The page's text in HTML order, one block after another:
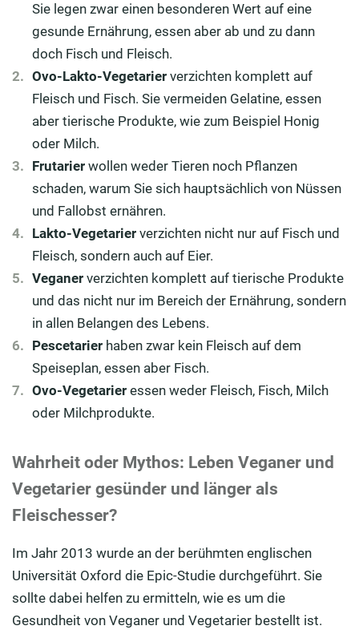
Sie legen zwar einen besonderen Wert auf eine
gesunde Ernährung, essen aber ab und zu dann
doch Fisch und Fleisch.
Ovo-Lakto-Vegetarier verzichten komplett auf
Fleisch und Fisch. Sie vermeiden Gelatine, essen
aber tierische Produkte, wie zum Beispiel Honig
oder Milch.
Frutarier wollen weder Tieren noch Pflanzen
schaden, warum Sie sich hauptsächlich von Nüssen
und Fallobst ernähren.
Lakto-Vegetarier verzichten nicht nur auf Fisch und
Fleisch, sondern auch auf Eier.
Veganer verzichten komplett auf tierische Produkte
und das nicht nur im Bereich der Ernährung, sondern
in allen Belangen des Lebens.
Pescetarier haben zwar kein Fleisch auf dem
Speiseplan, essen aber Fisch.
Ovo-Vegetarier essen weder Fleisch, Fisch, Milch
oder Milchprodukte.
Wahrheit oder Mythos: Leben Veganer und
Vegetarier gesünder und länger als
Fleischesser?
Im Jahr 2013 wurde an der berühmten englischen
Universität Oxford die Epic-Studie durchgeführt. Sie
sollte dabei helfen zu ermitteln, wie es um die
Gesundheit von Veganer und Vegetarier bestellt ist.